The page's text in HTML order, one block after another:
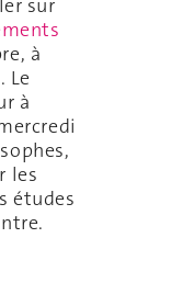
à
Le
à
les
études